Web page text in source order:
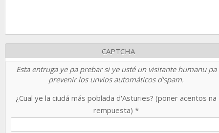
CAPTCHA
Esta entruga ye pa prebar si ye usté un visitante humanu pa
prevenir los unvios automáticos d'spam.
¿Cual ye la ciudá más poblada d'Asturies? (poner acentos na
rempuesta) *